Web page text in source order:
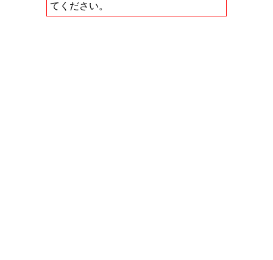
てください。